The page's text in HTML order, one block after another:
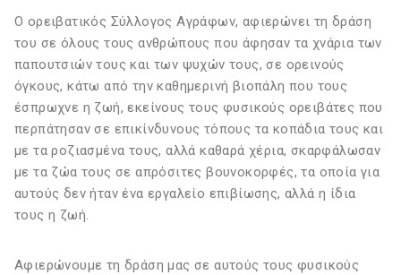
O ορειβατικός Σύλλογος Αγράφων, αφιερώνει τη δράση
του σε όλους τους ανθρώπους που άφησαν τα χνάρια των
παπουτσιών τους και των ψυχών τους, σε ορεινούς
όγκους, κάτω από την καθημερινή βιοπάλη που τους
έσπρωχνε η ζωή, εκείνους τους φυσικούς ορειβάτες που
περπάτησαν σε επικίνδυνους τόπους τα κοπάδια τους και
με τα ροζιασμένα τους, αλλά καθαρά χέρια, σκαρφάλωσαν
με τα ζώα τους σε απρόσιτες βουνοκορφές, τα οποία για
αυτούς δεν ήταν ένα εργαλείο επιβίωσης, αλλά η ίδια
τους η ζωή.
Αφιερώνουμε τη δράση μας σε αυτούς τους φυσικούς